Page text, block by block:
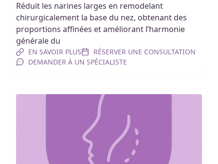
Réduit les narines larges en remodelant
chirurgicalement la base du nez, obtenant des
proportions affinées et améliorant l’harmonie
générale du
EN SAVOIR PLUS
RÉSERVER UNE CONSULTATION
DEMANDER À UN SPÉCIALISTE